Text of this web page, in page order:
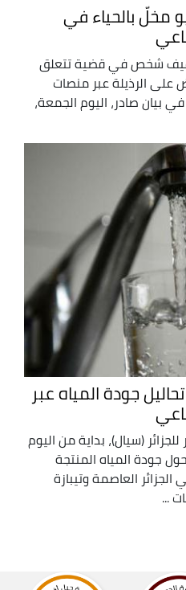
بالحياء في
شخص في قضية تتعلق
الرذيلة عبر منصات
بيان صادر، اليوم الجمعة،
جودة المياه عبر
(سيال)، بداية من اليوم
جودة المياه المنتجة
العاصمة وتيبازة